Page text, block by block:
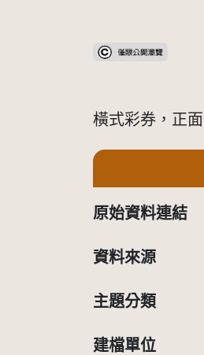
受著作權
橫式彩券，正
原始資料連結
資料來源
主題分類
建檔單位